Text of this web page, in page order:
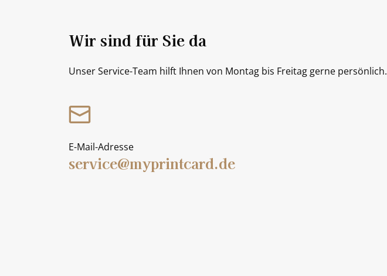
Wir sind für Sie da
Unser Service-Team hilft Ihnen von Montag bis Freitag gerne persönlich.
E-Mail-Adresse
service@myprintcard.de